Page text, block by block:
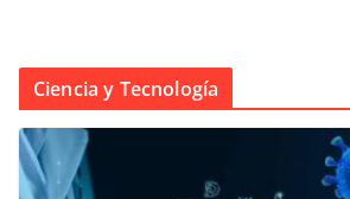
Ciencia y Tecnología